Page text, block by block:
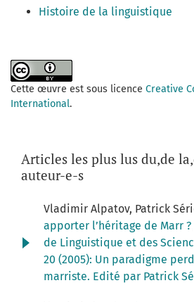
Histoire de la linguistique
Cette œuvre est sous licence Creative
International.
Articles les plus lus du,de
auteur-e-s
Vladimir Alpatov, Patrick
apporter l’héritage de Marr ?
de Linguistique et des
20 (2005): Un paradigme
marriste. Edité par Patrick